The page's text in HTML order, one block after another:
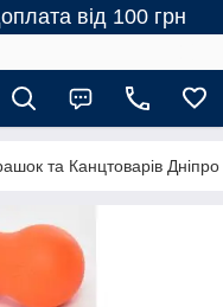
від 100 грн
та Канцтоварів Дніпро